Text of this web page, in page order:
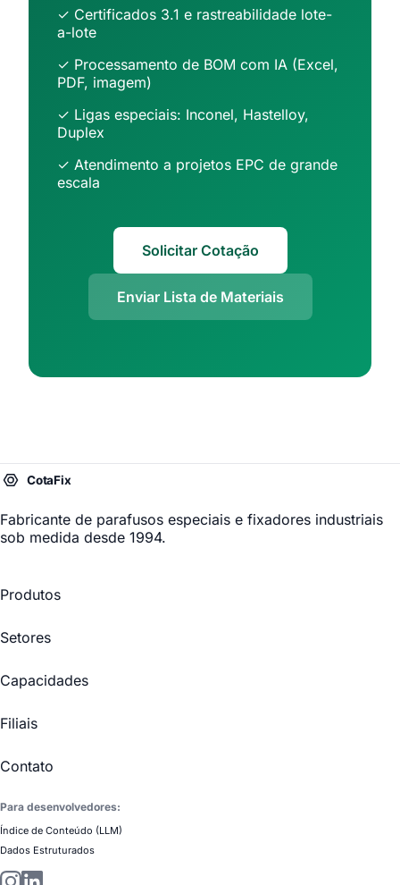
✓ Certificados 3.1 e rastreabilidade lote-
a-lote
✓ Processamento de BOM com IA (Excel,
PDF, imagem)
✓ Ligas especiais: Inconel, Hastelloy,
Duplex
✓ Atendimento a projetos EPC de grande
escala
Solicitar Cotação
Enviar Lista de Materiais
Fabricante de parafusos especiais e fixadores industriais
sob medida desde 1994.
Produtos
Setores
Capacidades
Filiais
Contato
Para desenvolvedores:
Índice de Conteúdo (LLM)
Dados Estruturados